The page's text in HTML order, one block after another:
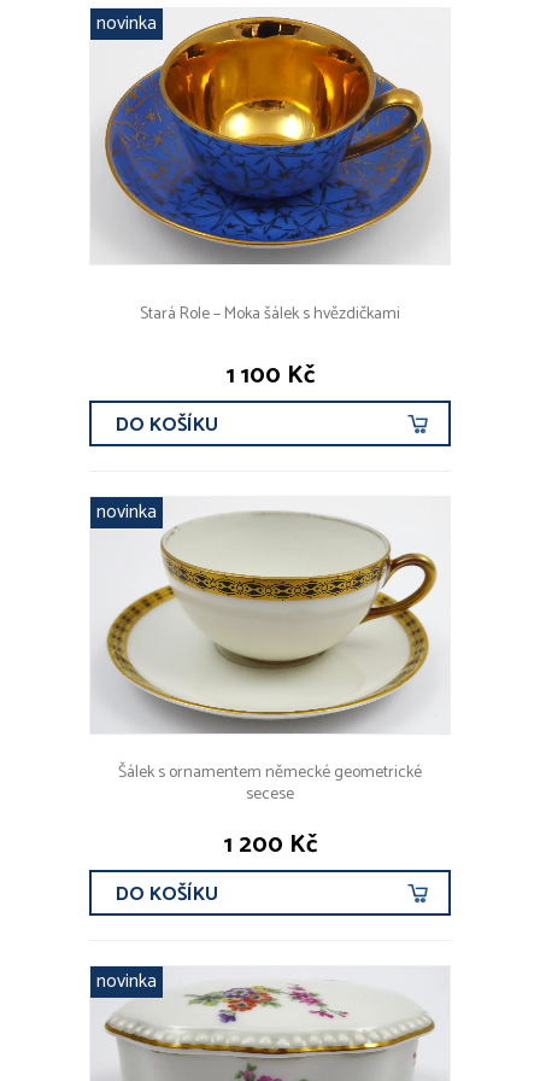
FILTROVAT
AUTOŘI A ZNAČKY
Rosenthal (5x)
Míšeň (4x)
Slavkov (3x)
Hubert Kovařík (2x)
novinka
Stará Role – Moka šálek s hvězdičkami
1 100 Kč
DO KOŠÍKU
novinka
Šálek s ornamentem německé geometrické
secese
1 200 Kč
DO KOŠÍKU
novinka